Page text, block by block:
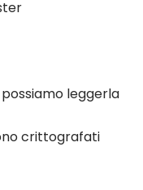
possiamo leggerla
crittografati